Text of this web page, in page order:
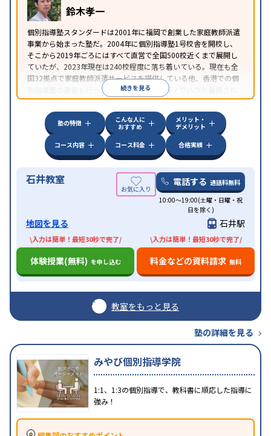
鈴木孝一
個別指導塾スタンダードは2001年に福岡で創業した家庭教師派遣
事業から始まった塾だ。2004年に個別指導塾1号校舎を開校し、
そこから2019年ごろにはすべて直営で全国500校近くまで展開し
ていたが、2023年現在は240校程度に落ち着いている。現在も全
国32拠点で家庭教師派遣サービスを提供している他、香港での個
別指導塾の運営も行っており、汎用的な指導ノウハウが蓄積され
ていることが伺える。
続きを見る
塾の特徴
こんな人に
おすすめ
メリット・
デメリット
コース内容
コース料金 合格実績
石井教室 電話する 通話料無料
10:00～19:00(土曜・日曜・祝
日を除く)
地図を見る 石井駅
\入力は簡単！最短30秒で完了/
体験授業(無料) を申し込む
\入力は簡単！最短30秒で完了/
料金などの資料請求 無料
教室をもっと見る
塾の詳細を見る
みやび個別指導学院
1:1、1:3の個別指導で、教科書に順応した指導に
強み！